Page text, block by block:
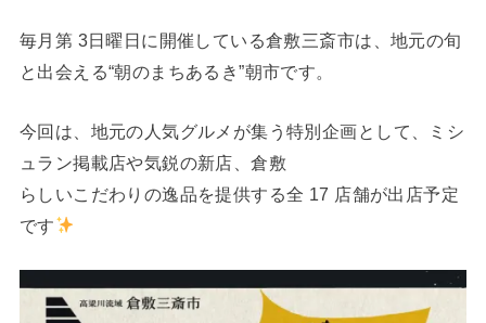
毎月第 3日曜日に開催している倉敷三斎市は、地元の旬
と出会える“朝のまちあるき”朝市です。
今回は、地元の人気グルメが集う特別企画として、ミシ
ュラン掲載店や気鋭の新店、倉敷
らしいこだわりの逸品を提供する全 17 店舗が出店予定
です